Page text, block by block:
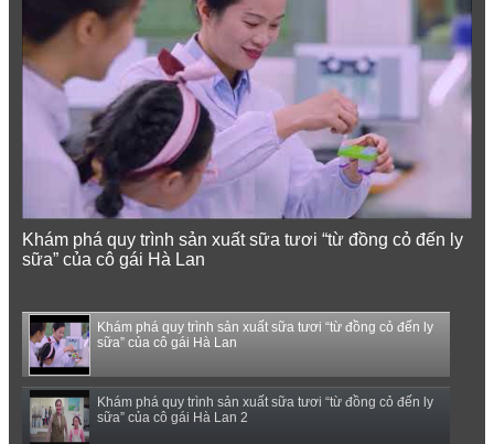
Khám phá quy trình sản xuất sữa tươi “từ đồng cỏ đến ly
sữa” của cô gái Hà Lan
Khám phá quy trình sản xuất sữa tươi “từ đồng cỏ đến ly
sữa” của cô gái Hà Lan
Khám phá quy trình sản xuất sữa tươi “từ đồng cỏ đến ly
sữa” của cô gái Hà Lan 2